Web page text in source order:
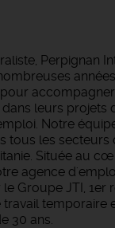
Perpignan
années
leurs projets
Notre
tous les secteurs
Située au
agence
Groupe JTI, 1er
travail temporaire
30 ans.